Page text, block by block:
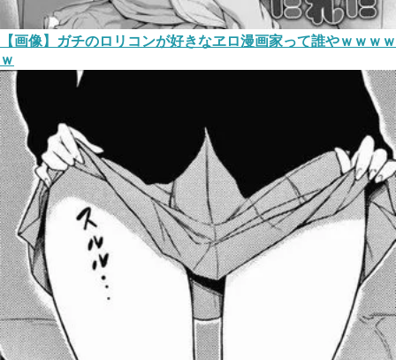
【画像】ガチのロリコンが好きなヱロ漫画家って誰やｗｗｗｗ
ｗ